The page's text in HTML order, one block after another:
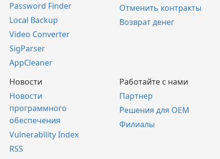
Password Finder
Local Backup
Video Converter
SigParser
AppCleaner
Отменить контракты
Возврат денег
Новости
Новости
программного
обеспечения
Vulnerability Index
RSS
Работайте с нами
Партнер
Решения для OEM
Филиалы